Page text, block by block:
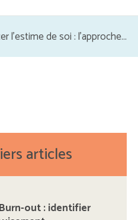
l’estime de soi : l’approche...
articles
out : identifier